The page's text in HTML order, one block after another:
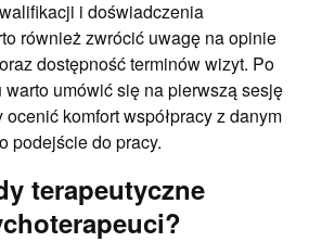
i doświadczenia
również zwrócić uwagę na opinie
dostępność terminów wizyt. Po
umówić się na pierwszą sesję
komfort współpracy z danym
podejście do pracy.
terapeutyczne